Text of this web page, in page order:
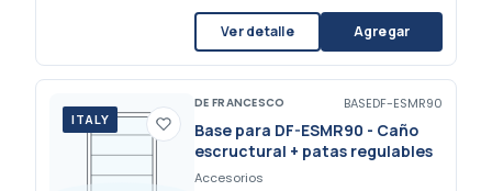
Ver detalle Agregar
ITALY
DE FRANCESCO BASEDF-ESMR90
Base para DF-ESMR90 - Caño
escructural + patas regulables
Accesorios